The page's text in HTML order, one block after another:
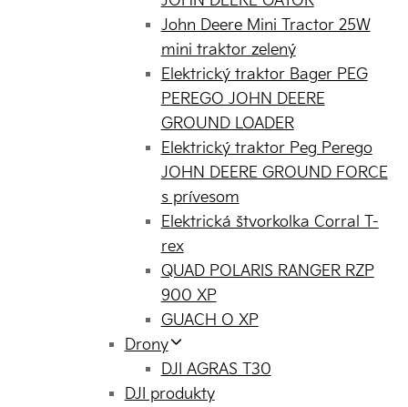
John Deere Mini Tractor 25W
mini traktor zelený
Elektrický traktor Bager PEG
PEREGO JOHN DEERE
GROUND LOADER
Elektrický traktor Peg Perego
JOHN DEERE GROUND FORCE
s prívesom
Elektrická štvorkolka Corral T-
rex
QUAD POLARIS RANGER RZP
900 XP
GUACH O XP
Drony
DJI AGRAS T30
DJI produkty